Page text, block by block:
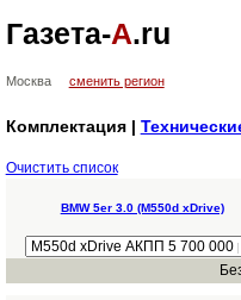
Газета-А.ru
Москва сменить регион
Комплектация |
Очистить список
BMW 5er 3.0 (M550d xDrive)